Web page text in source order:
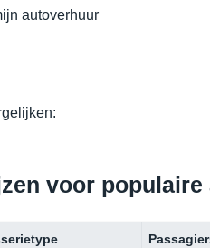
autoverhuur
voor